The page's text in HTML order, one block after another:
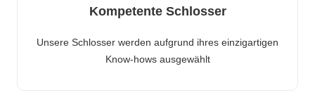
Kompetente Schlosser
Unsere Schlosser werden aufgrund ihres einzigartigen
Know-hows ausgewählt